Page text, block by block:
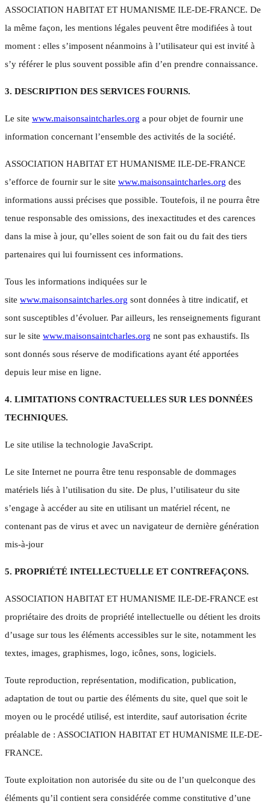
ASSOCIATION HABITAT ET HUMANISME ILE-DE-FRANCE. De
la même façon, les mentions légales peuvent être modifiées à tout
moment : elles s’imposent néanmoins à l’utilisateur qui est invité à
s’y référer le plus souvent possible afin d’en prendre connaissance.
3. DESCRIPTION DES SERVICES FOURNIS.
Le site www.maisonsaintcharles.org a pour objet de fournir une
information concernant l’ensemble des activités de la société.
ASSOCIATION HABITAT ET HUMANISME ILE-DE-FRANCE
s’efforce de fournir sur le site www.maisonsaintcharles.org des
informations aussi précises que possible. Toutefois, il ne pourra être
tenue responsable des omissions, des inexactitudes et des carences
dans la mise à jour, qu’elles soient de son fait ou du fait des tiers
partenaires qui lui fournissent ces informations.
Tous les informations indiquées sur le
site www.maisonsaintcharles.org sont données à titre indicatif, et
sont susceptibles d’évoluer. Par ailleurs, les renseignements figurant
sur le site www.maisonsaintcharles.org ne sont pas exhaustifs. Ils
sont donnés sous réserve de modifications ayant été apportées
depuis leur mise en ligne.
4. LIMITATIONS CONTRACTUELLES SUR LES DONNÉES
TECHNIQUES.
Le site utilise la technologie JavaScript.
Le site Internet ne pourra être tenu responsable de dommages
matériels liés à l’utilisation du site. De plus, l’utilisateur du site
s’engage à accéder au site en utilisant un matériel récent, ne
contenant pas de virus et avec un navigateur de dernière génération
mis-à-jour
5. PROPRIÉTÉ INTELLECTUELLE ET CONTREFAÇONS.
ASSOCIATION HABITAT ET HUMANISME ILE-DE-FRANCE est
propriétaire des droits de propriété intellectuelle ou détient les droits
d’usage sur tous les éléments accessibles sur le site, notamment les
textes, images, graphismes, logo, icônes, sons, logiciels.
Toute reproduction, représentation, modification, publication,
adaptation de tout ou partie des éléments du site, quel que soit le
moyen ou le procédé utilisé, est interdite, sauf autorisation écrite
préalable de : ASSOCIATION HABITAT ET HUMANISME ILE-DE-
FRANCE.
Toute exploitation non autorisée du site ou de l’un quelconque des
éléments qu’il contient sera considérée comme constitutive d’une